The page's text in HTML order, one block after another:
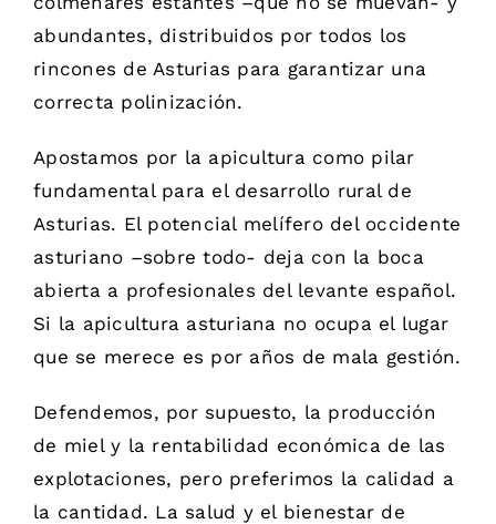
abundantes, distribuidos por todos los
rincones de Asturias para garantizar una
correcta polinización.
Apostamos por la apicultura como pilar
fundamental para el desarrollo rural de
Asturias. El potencial melífero del occidente
asturiano –sobre todo- deja con la boca
abierta a profesionales del levante español.
Si la apicultura asturiana no ocupa el lugar
que se merece es por años de mala gestión.
Defendemos, por supuesto, la producción
de miel y la rentabilidad económica de las
explotaciones, pero preferimos la calidad a
la cantidad. La salud y el bienestar de